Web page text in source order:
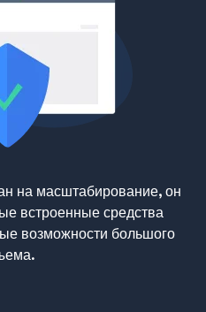
на масштабирование, он
встроенные средства
возможности большого